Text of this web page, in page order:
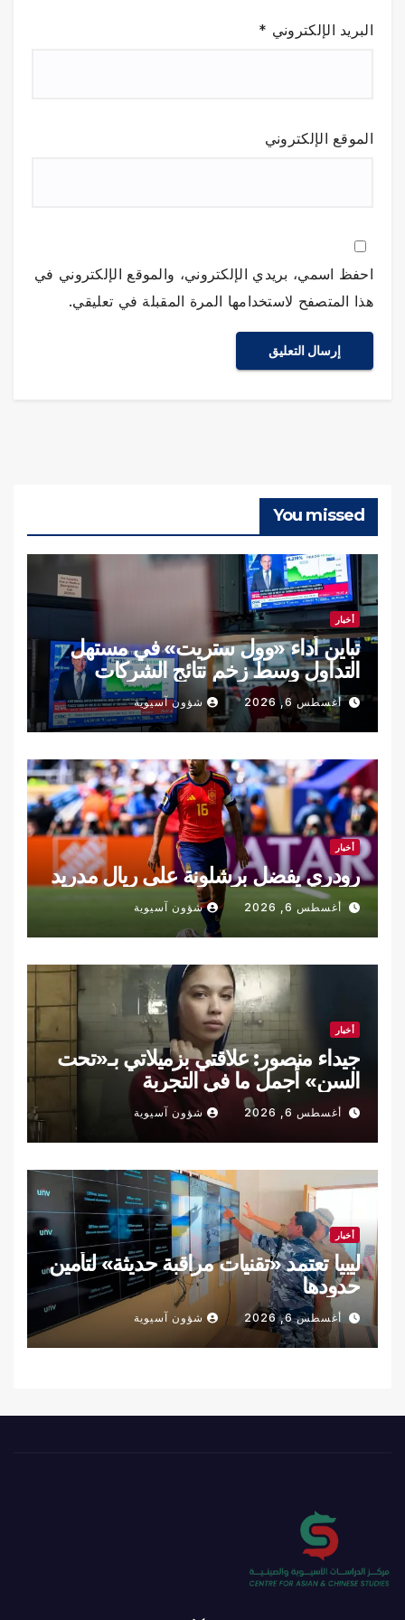
البريد الإلكتروني *
الموقع الإلكتروني
احفظ اسمي، بريدي الإلكتروني، والموقع الإلكتروني في
هذا المتصفح لاستخدامها المرة المقبلة في تعليقي.
You missed
أخبار
تباين أداء «وول ستريت» في مستهل
التداول وسط زخم نتائج الشركات
أغسطس 6, 2026 شؤون آسيوية
أخبار
رودري يفضل برشلونة على ريال مدريد
أغسطس 6, 2026 شؤون آسيوية
أخبار
جيداء منصور: علاقتي بزميلاتي بـ«تحت
السن» أجمل ما في التجربة
أغسطس 6, 2026 شؤون آسيوية
أخبار
ليبيا تعتمد «تقنيات مراقبة حديثة» لتأمين
حدودها
أغسطس 6, 2026 شؤون آسيوية